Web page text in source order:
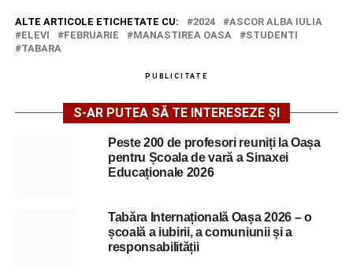
ALTE ARTICOLE ETICHETATE CU: 2024
ASCOR ALBA IULIA
ELEVI
FEBRUARIE MANASTIREA OASA
STUDENTI
TABARA
PUBLICITATE
S-AR PUTEA SĂ TE INTERESEZE ȘI
Peste 200 de profesori reuniți la Oașa
pentru Școala de vară a Sinaxei
Educaționale 2026
Tabăra Internațională Oașa 2026 – o
școală a iubirii, a comuniunii și a
responsabilității